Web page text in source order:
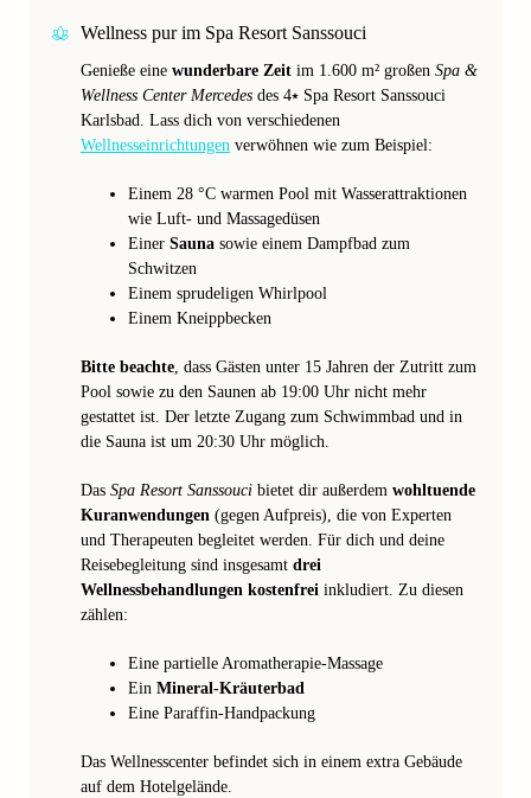
Wellness pur im Spa Resort Sanssouci
Genieße eine wunderbare Zeit im 1.600 m² großen Spa &
Wellness Center Mercedes des 4⭑ Spa Resort Sanssouci
Karlsbad. Lass dich von verschiedenen
Wellnesseinrichtungen verwöhnen wie zum Beispiel:
Einem 28 °C warmen Pool mit Wasserattraktionen
wie Luft- und Massagedüsen
Einer Sauna sowie einem Dampfbad zum
Schwitzen
Einem sprudeligen Whirlpool
Einem Kneippbecken
Bitte beachte, dass Gästen unter 15 Jahren der Zutritt zum
Pool sowie zu den Saunen ab 19:00 Uhr nicht mehr
gestattet ist. Der letzte Zugang zum Schwimmbad und in
die Sauna ist um 20:30 Uhr möglich.
Das Spa Resort Sanssouci bietet dir außerdem wohltuende
Kuranwendungen (gegen Aufpreis), die von Experten
und Therapeuten begleitet werden. Für dich und deine
Reisebegleitung sind insgesamt drei
Wellnessbehandlungen kostenfrei inkludiert. Zu diesen
zählen:
Eine partielle Aromatherapie-Massage
Ein Mineral-Kräuterbad
Eine Paraffin-Handpackung
Das Wellnesscenter befindet sich in einem extra Gebäude
auf dem Hotelgelände.